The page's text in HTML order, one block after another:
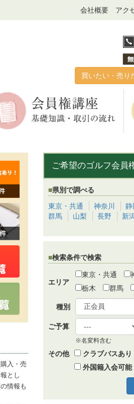
会社概要 アク
買いたい・売り
入・売
とし
情報も
ご希望のゴルフ会員
県別で調べる
東京・共通
神奈川 静
群馬
山梨 長野 新
検索条件で検索
エリア
東京・共通
栃木
群馬
種別
ご予算
※名変料含む
その他 クラブバスあり
外国籍入会可能